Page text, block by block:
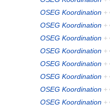
OSEG Koordination +
OSEG Koordination +
OSEG Koordination +
OSEG Koordination +
OSEG Koordination +
OSEG Koordination +
OSEG Koordination +
OSEG Koordination +